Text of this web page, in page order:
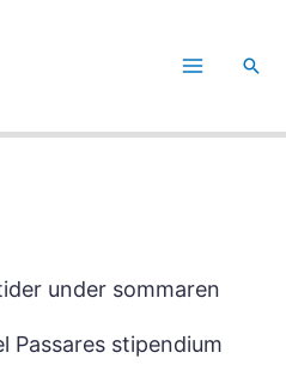
Sök
under sommaren
Passares stipendium